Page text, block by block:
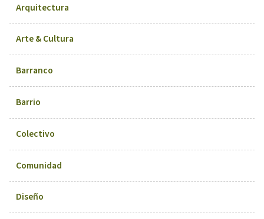
Arquitectura
Arte & Cultura
Barranco
Barrio
Colectivo
Comunidad
Diseño